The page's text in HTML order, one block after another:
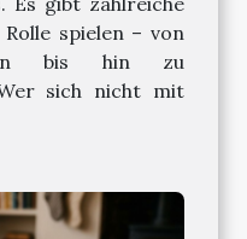
spielen – von
bis hin zu
sich nicht mit